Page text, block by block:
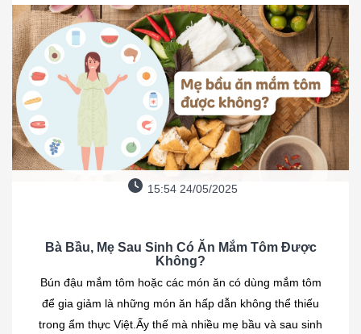
15:54 24/05/2025
Bà Bầu, Mẹ Sau Sinh Có Ăn Mắm Tôm Được
Không?
Bún đậu mắm tôm hoặc các món ăn có dùng mắm tôm
để gia giảm là những món ăn hấp dẫn không thể thiếu
trong ẩm thực Việt.Ấy thế mà nhiều mẹ bầu và sau sinh